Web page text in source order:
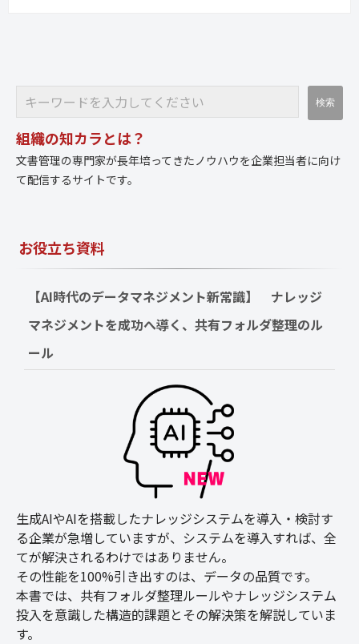
組織の知カラとは？
文書管理の専門家が長年培ってきたノウハウを企業担当者に向け
て配信するサイトです。
お役立ち資料
【AI時代のデータマネジメント新常識】　ナレッジ
マネジメントを成功へ導く、共有フォルダ整理のル
ール
生成AIやAIを搭載したナレッジシステムを導入・検討す
る企業が急増していますが、システムを導入すれば、全
てが解決されるわけではありません。
その性能を100%引き出すのは、データの品質です。
本書では、共有フォルダ整理ルールやナレッジシステム
投入を意識した構造的課題とその解決策を解説していま
す。